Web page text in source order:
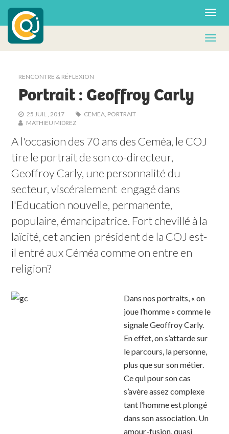
RENCONTRE & RÉFLEXION
Portrait : Geoffroy Carly
25 JUIL , 2017 CEMEA, PORTRAIT
MATHIEU MIDREZ
A l'occasion des 70 ans des Ceméa, le COJ
tire le portrait de son co-directeur,
Geoffroy Carly, une personnalité du
secteur, viscéralement  engagé dans
l'Education nouvelle, permanente,
populaire, émancipatrice. Fort chevillé à la
laïcité, cet ancien  président de la COJ est-
il entré aux Céméa comme on entre en
religion?
Dans nos portraits, « on
joue l’homme » comme le
signale Geoffroy Carly.
En effet, on s’attarde sur
le parcours, la personne,
plus que sur son métier.
Ce qui pour son cas
s’avère assez complexe
tant l’homme est plongé
dans son association. Un
amour-fusion, quasi